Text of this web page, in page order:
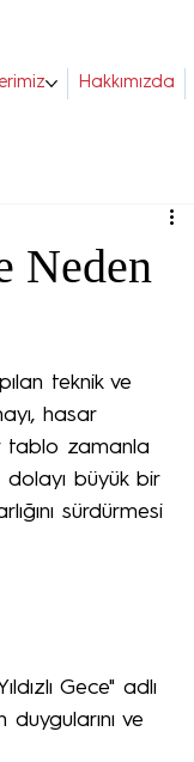
Hakkımızda
Neden
teknik ve
hasar
tablo zamanla
büyük bir
sürdürmesi
Gece" adlı
ve